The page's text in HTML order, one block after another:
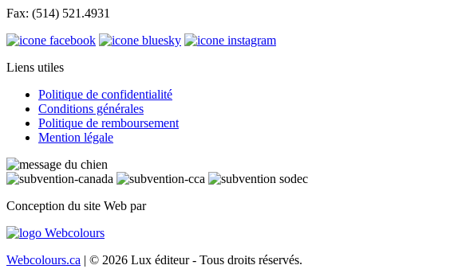
Fax: (514) 521.4931
Liens utiles
Politique de confidentialité
Conditions générales
Politique de remboursement
Mention légale
Conception du site Web par
Webcolours.ca | © 2026 Lux éditeur - Tous droits réservés.